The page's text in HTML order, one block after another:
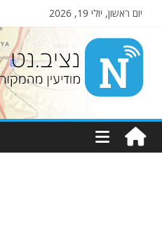
יום ראשון, יולי 19, 2026
Nziv.net
מודיעין
מהמקורות